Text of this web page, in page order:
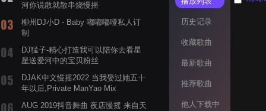
河你说散就散串烧慢摇
柳州DJ小D - Baby 嘟嘟嘟哑私人订
制
DJ猛子-精心打造我可以陪你去看星
星送爱河中的宝贝粉丝
DJAK中文慢摇2022 当我娶过她五十
年以后,Private ManYao Mix
AUG 2019抖音舞曲 夜店慢摇 来自天
历史记录
收藏歌曲
最新歌曲
推荐歌曲
他人下载中